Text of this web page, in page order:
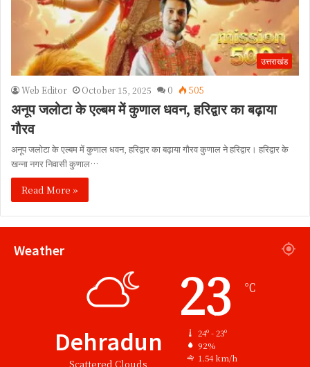
उत्तराखंड
Web Editor October 15, 2025 0 505
अनूप जलोटा के एल्बम में कुणाल धवन, हरिद्वार का बढ़ाया
गौरव
अनूप जलोटा के एल्बम में कुणाल धवन, हरिद्वार का बढ़ाया गौरव कुणाल ने हरिद्वार। हरिद्वार के
खन्ना नगर निवासी कुणाल…
Read More »
Weather
Dehradun
Scattered Clouds
23 ℃
24º - 23º
92%
1.54 km/h